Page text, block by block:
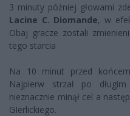
3 minuty później głowami
Lacine C. Diomande, w
Obaj gracze zostali
tego starcia
Na 10 minut przed
Najpierw strzał po długim
nieznacznie minął cel a
GIerlickiego.